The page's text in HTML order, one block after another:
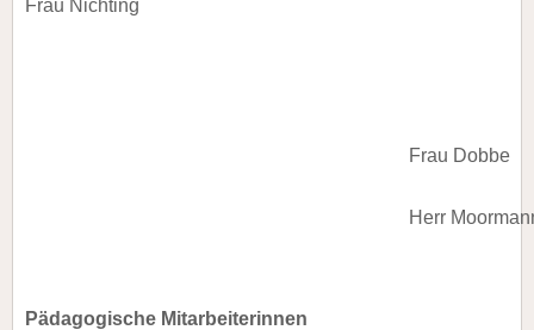
Frau Nichting
Frau Dobbe
Herr
Pädagogische Mitarbeiterinnen